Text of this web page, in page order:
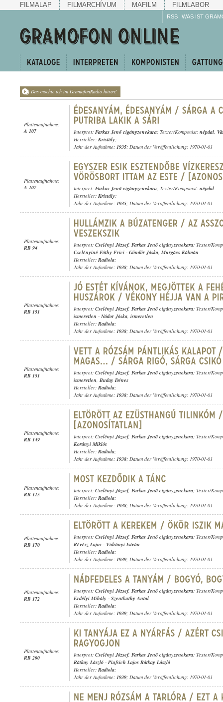
FILMALAP FILMARCHÍVUM MAFILM FILMLABOR
RSS WAS IST
Das möchte ich im GramofonRadio hören!
Plattenaufnahme:
A 107
Interpret: Farkas Jenő cigányzenekara; Texter/Komponist: népdal,
Hersteller: Kristály;
Jahr der Aufnahme: 1935; Datum der Veröffentlichung: 1970-01-01
Plattenaufnahme:
A 107
Interpret: Farkas Jenő cigányzenekara; Texter/Komponist: népdal
Hersteller: Kristály;
Jahr der Aufnahme: 1935; Datum der Veröffentlichung: 1970-01-01
Plattenaufnahme:
RB 94
Interpret: Cselényi József, Farkas Jenő cigányzenekara; Texter/
Cselényiné Fóthy Frici - Göndör Jóska, Murgács Kálmán
Hersteller: Radiola;
Jahr der Aufnahme: 1938; Datum der Veröffentlichung: 1970-01-01
Plattenaufnahme:
RB 151
Interpret: Cselényi József, Farkas Jenő cigányzenekara; Texter/
ismeretlen - Nádor Jóska, ismeretlen
Hersteller: Radiola;
Jahr der Aufnahme: 1938; Datum der Veröffentlichung: 1970-01-01
Plattenaufnahme:
RB 151
Interpret: Cselényi József, Farkas Jenő cigányzenekara; Texter/
ismeretlen, Buday Dénes
Hersteller: Radiola;
Jahr der Aufnahme: 1938; Datum der Veröffentlichung: 1970-01-01
Plattenaufnahme:
RB 149
Interpret: Cselényi József, Farkas Jenő cigányzenekara; Texter/
Korányi Miklós
Hersteller: Radiola;
Jahr der Aufnahme: 1938; Datum der Veröffentlichung: 1970-01-01
Plattenaufnahme:
RB 115
Interpret: Cselényi József, Farkas Jenő cigányzenekara; Texter/
Hersteller: Radiola;
Jahr der Aufnahme: 1938; Datum der Veröffentlichung: 1970-01-01
Plattenaufnahme:
RB 170
Interpret: Cselényi József, Farkas Jenő cigányzenekara; Texter/
Révész Lajos - Vidrányi István
Hersteller: Radiola;
Jahr der Aufnahme: 1939; Datum der Veröffentlichung: 1970-01-01
Plattenaufnahme:
RB 172
Interpret: Cselényi József, Farkas Jenő cigányzenekara; Texter/
Erdélyi Mihály - Szentkuthy Antal
Hersteller: Radiola;
Jahr der Aufnahme: 1939; Datum der Veröffentlichung: 1970-01-01
Plattenaufnahme:
RB 200
Interpret: Cselényi József, Farkas Jenő cigányzenekara; Texter/
Rátkay László - Piufsich Lajos Rátkay László
Hersteller: Radiola;
Jahr der Aufnahme: 1939; Datum der Veröffentlichung: 1970-01-01